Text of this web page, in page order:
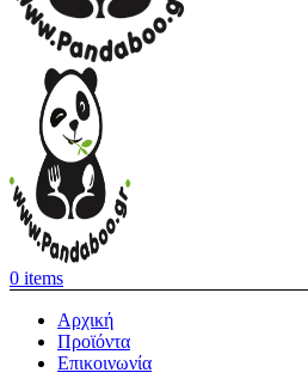
0 items
Αρχική
Προϊόντα
Επικοινωνία